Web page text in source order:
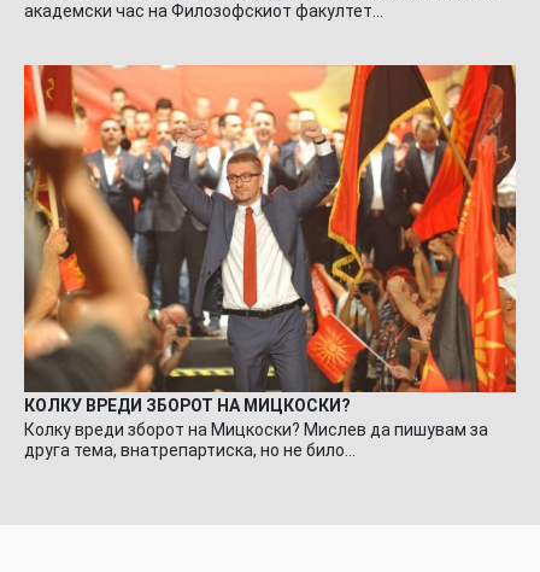
академски час на Филозофскиот факултет…
КОЛКУ ВРЕДИ ЗБОРОТ НА МИЦКОСКИ?
Колку вреди зборот на Мицкоски? Мислев да пишувам за
друга тема, внатрепартиска, но не било…